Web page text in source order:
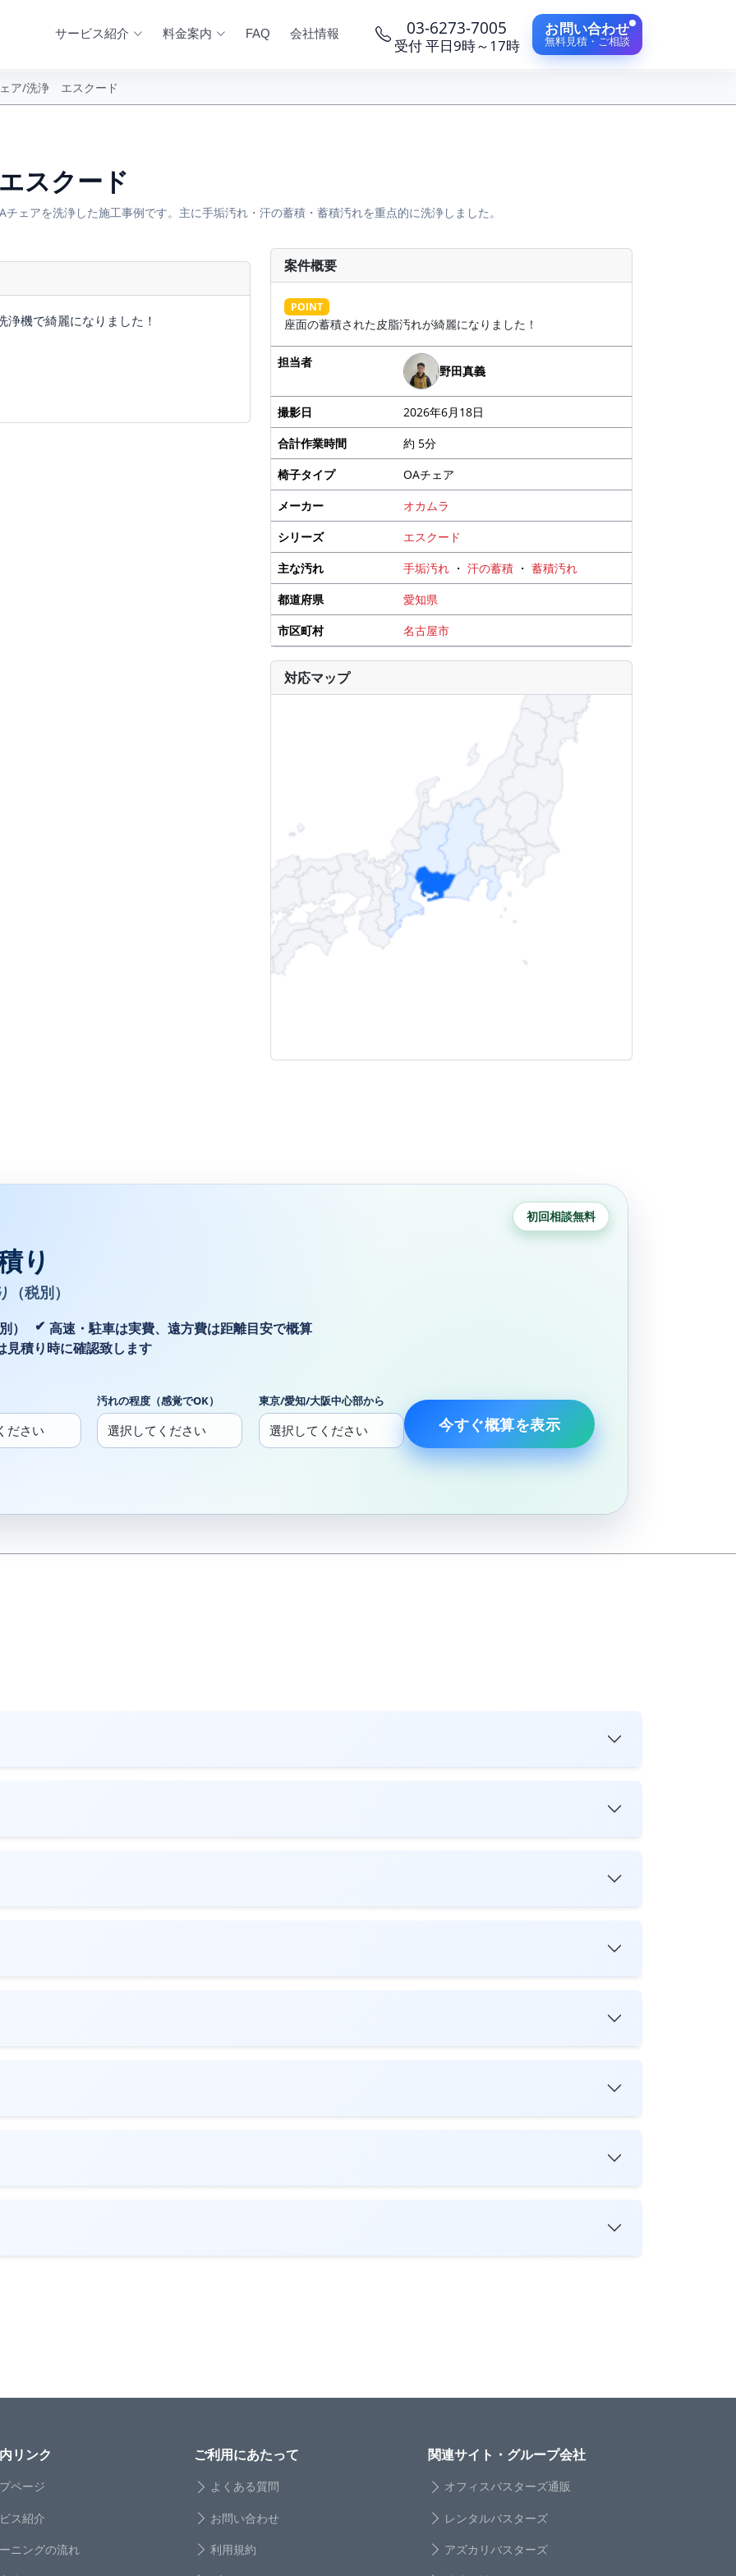
サービス紹介 料金案内 FAQ 会社情報 03-6273-7005
受付 平日9時～17時
お問い合わせ
無料見積・ご相談
ア/洗浄 エスクード
スクード
ェアを洗浄した施工事例です。主に手垢汚れ・汗の蓄積・蓄積汚れを重点的に洗浄しました。
機で綺麗になりました！
案件概要
POINT
座面の蓄積された皮脂汚れが綺麗になりました！
担当者
野田真義
撮影日
2026年6月18日
合計作業時間
約 5分
椅子タイプ
OAチェア
メーカー
オカムラ
シリーズ
エスクード
主な汚れ
手垢汚れ ・ 汗の蓄積 ・ 蓄積汚れ
都道府県
愛知県
市区町村
名古屋市
対応マップ
初回相談無料
り
税別）
）
高速・駐車は実費、遠方費は距離目安で概算
見積り時に確認致します
汚れの程度（感覚でOK） 東京/愛知/大阪中心部から
今すぐ概算を表示
リンク
ページ
ス紹介
ニングの流れ
ご利用にあたって
よくある質問
お問い合わせ
利用規約
関連サイト・グループ会社
オフィスバスターズ通販
レンタルバスターズ
アズカリバスターズ